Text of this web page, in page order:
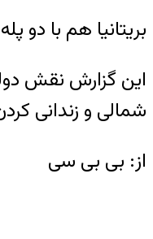
بریتانیا هم با دو پله سقوط
این گزارش نقش
شمالی و زندانی
از: بی بی سی